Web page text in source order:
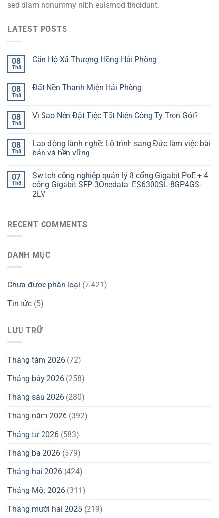
sed diam nonummy nibh euismod tincidunt.
LATEST POSTS
08
Th8
Căn Hộ Xã Thượng Hồng Hải Phòng
08
Th8
Đất Nền Thanh Miện Hải Phòng
08
Th8
Vì Sao Nên Đặt Tiệc Tất Niên Công Ty Trọn Gói?
08
Th8
Lao động lành nghề: Lộ trình sang Đức làm việc bài
bản và bền vững
07
Th8
Switch công nghiệp quản lý 8 cổng Gigabit PoE + 4
cổng Gigabit SFP 3Onedata IES6300SL-8GP4GS-
2LV
RECENT COMMENTS
DANH MỤC
Chưa được phân loại (7.421)
Tin tức (5)
LƯU TRỮ
Tháng tám 2026 (72)
Tháng bảy 2026 (258)
Tháng sáu 2026 (280)
Tháng năm 2026 (392)
Tháng tư 2026 (583)
Tháng ba 2026 (579)
Tháng hai 2026 (424)
Tháng Một 2026 (311)
Tháng mười hai 2025 (219)